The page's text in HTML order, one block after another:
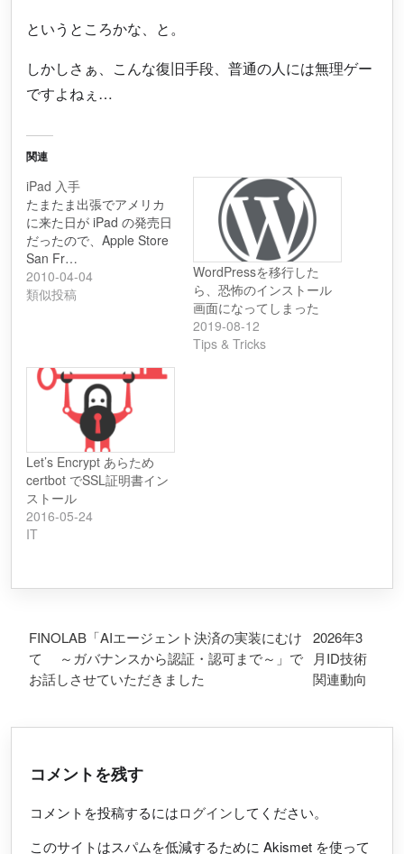
というところかな、と。
しかしさぁ、こんな復旧手段、普通の人には無理ゲー
ですよねぇ…
関連
iPad 入手
たまたま出張でアメリカ
に来た日が iPad の発売日
だったので、Apple Store
San Fr…
2010-04-04
類似投稿
WordPressを移行した
ら、恐怖のインストール
画面になってしまった
2019-08-12
Tips & Tricks
Let’s Encrypt あらため
certbot でSSL証明書イン
ストール
2016-05-24
IT
投稿ナビゲーション
FINOLAB「AIエージェント決済の実装にむけ
て ～ガバナンスから認証・認可まで～」で
お話しさせていただきました
2026年3
月ID技術
関連動向
コメントを残す
コメントを投稿するにはログインしてください。
このサイトはスパムを低減するために Akismet を使って